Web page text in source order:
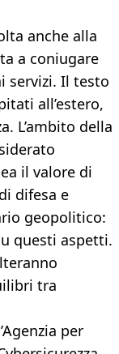
anche alla
a coniugare
servizi. Il testo
all’estero,
L’ambito della
il valore di
difesa e
geopolitico:
questi aspetti.
tra
per